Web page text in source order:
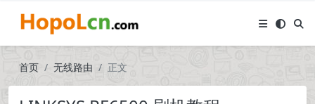
首页 无线路由 正文